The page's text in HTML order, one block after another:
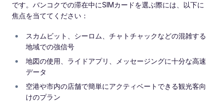
です。バンコクでの滞在中にSIMカードを選ぶ際には、以下に
焦点を当ててください：
スカムビット、シーロム、チャトチャックなどの混雑する
地域での強信号
地図の使用、ライドアプリ、メッセージングに十分な高速
データ
空港や市内の店舗で簡単にアクティベートできる観光客向
けのプラン